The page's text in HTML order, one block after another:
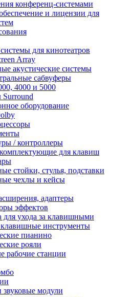
конференц-системами
и лицензии для
для кинотеатров
Array
акустические системы
сабвуферы
4000 и 5000
оборудование
/ контроллеры
для клавиш
стойки, стулья, подставки
чехлы и кейсы
адаптеры
эффектов
для ухода за клавишными
клавишные инструменты
пианино
рояли
рабочие станции
модули